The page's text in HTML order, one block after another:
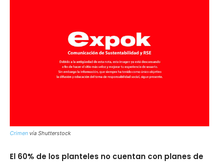
Crimen vía Shutterstock
El 60% de los planteles no cuentan con planes de